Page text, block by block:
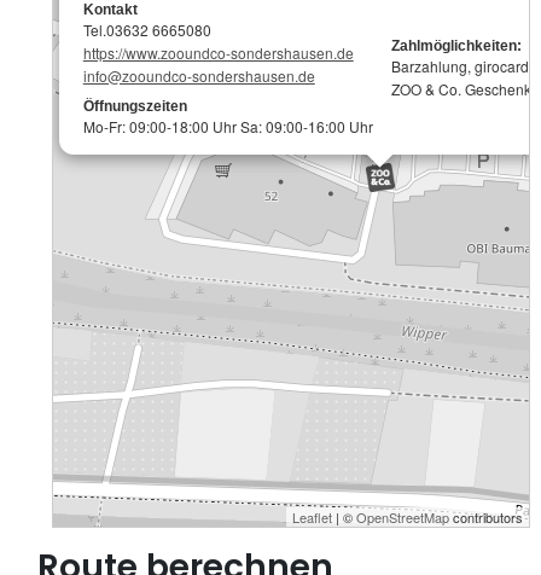
Kontakt
Tel.03632 6665080
https://www.zooundco-sondershausen.de
info@zooundco-sondershausen.de
Öffnungszeiten
Mo-Fr: 09:00-18:00 Uhr Sa: 09:00-16:00 Uhr
Zahlmöglichkeiten:
Barzahlung, girocard,
ZOO & Co.
Leaflet | ©OpenStreetMapcontributors